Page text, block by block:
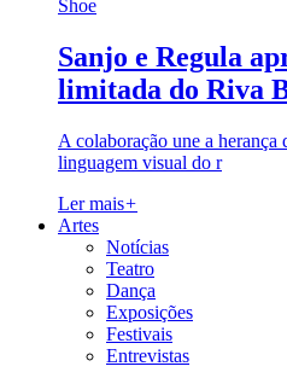
Sanjo e Regula
limitada do Riva
A colaboração une a herança
linguagem visual do r
Ler mais+
Artes
Notícias
Teatro
Dança
Exposições
Festivais
Entrevistas